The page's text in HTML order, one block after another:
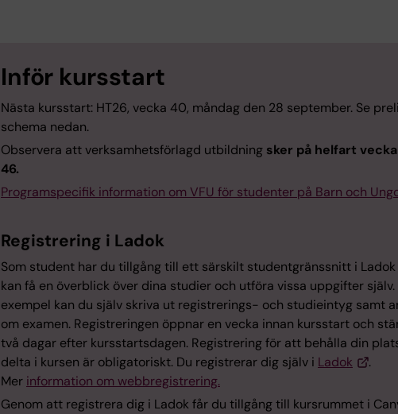
Inför kursstart
Nästa kursstart: HT26, vecka 40, måndag den 28 september. Se
schema nedan.
Observera att verksamhetsförlagd utbildning sker på helfart
46.
Programspecifik information om VFU för studenter på Barn och
Registrering i Ladok
Som student har du tillgång till ett särskilt studentgränssnitt i
kan få en överblick över dina studier och utföra vissa uppgifter själv.
exempel kan du själv skriva ut registrerings- och studieintyg samt
om examen. Registreringen öppnar en vecka innan kursstart och
två dagar efter kursstartsdagen. Registrering för att behålla din
delta i kursen är obligatoriskt. Du registrerar dig själv i Ladok
.
Mer information om webbregistrering.
Genom att registrera dig i Ladok får du tillgång till kursrummet i